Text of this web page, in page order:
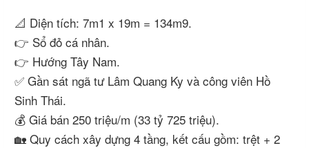
📐 Diện tích: 7m1 x 19m = 134m9.
👉 Sổ đỏ cá nhân.
👉 Hướng Tây Nam.
✅ Gần sát ngã tư Lâm Quang Ky và công viên Hồ
Sinh Thái.
💰 Giá bán 250 triệu/m (33 tỷ 725 triệu).
🏡 Quy cách xây dựng 4 tầng, kết cấu gồm: trệt + 2